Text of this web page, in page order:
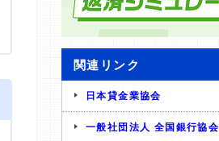
関連リンク
日本貸金業協会
一般社団法人 全国銀行協会